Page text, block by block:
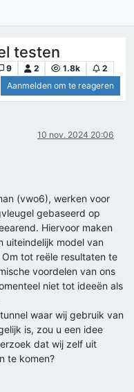
testen
9 2 1.8k
2
Aanmelden om te reageren
10 nov. 2024 20:06
(vwo6), werken voor
gebaseerd op
Hiervoor maken
uiteindelijk model van
tot reële resultaten te
voordelen van ons
niet tot ideeën als
waar wij gebruik van
is, zou u een idee
dat wij zelf uit
te komen?